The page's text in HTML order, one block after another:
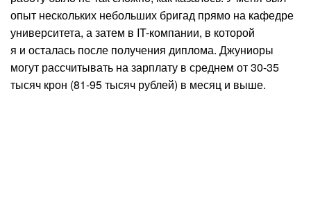
опыт нескольких небольших бригад прямо на кафедре
университета, а затем в IT-компании, в которой
я и осталась после получения диплома. Джуниоры
могут рассчитывать на зарплату в среднем от 30-35
тысяч крон (81-95 тысяч рублей) в месяц и выше.